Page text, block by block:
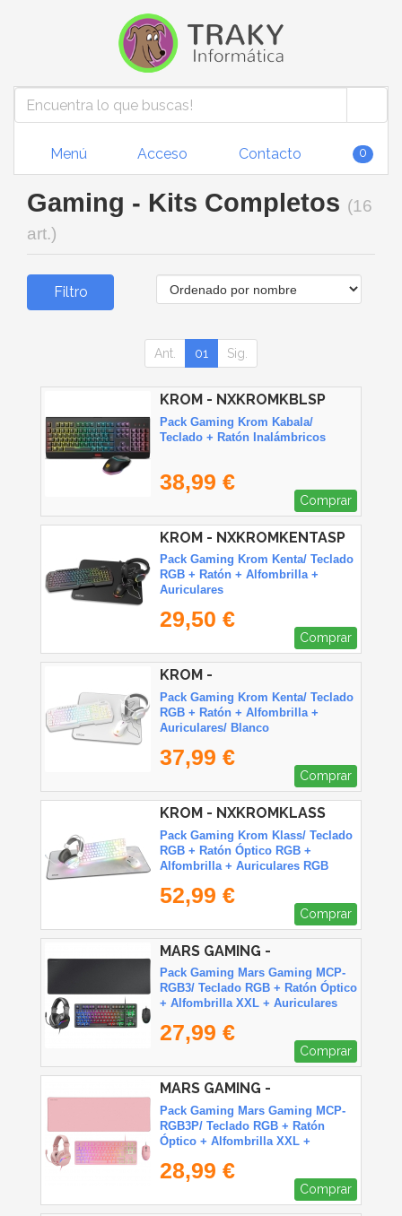
Menú Acceso Contacto 0
Gaming - Kits Completos (16
art.)
Filtro
Ant. 01 Sig.
KROM - NXKROMKBLSP
Pack Gaming Krom Kabala/
Teclado + Ratón Inalámbricos
38,99 €
Comprar
KROM - NXKROMKENTASP
Pack Gaming Krom Kenta/ Teclado
RGB + Ratón + Alfombrilla +
Auriculares
29,50 €
Comprar
KROM -
NXKROMKENTASPWH
Pack Gaming Krom Kenta/ Teclado
RGB + Ratón + Alfombrilla +
Auriculares/ Blanco
37,99 €
Comprar
KROM - NXKROMKLASS
Pack Gaming Krom Klass/ Teclado
RGB + Ratón Óptico RGB +
Alfombrilla + Auriculares RGB
52,99 €
Comprar
MARS GAMING -
MCPRGB3ES
Pack Gaming Mars Gaming MCP-
RGB3/ Teclado RGB + Ratón Óptico
+ Alfombrilla XXL + Auriculares
27,99 €
Comprar
MARS GAMING -
MCPRGB3PES
Pack Gaming Mars Gaming MCP-
RGB3P/ Teclado RGB + Ratón
Óptico + Alfombrilla XXL +
28,99 €
Comprar